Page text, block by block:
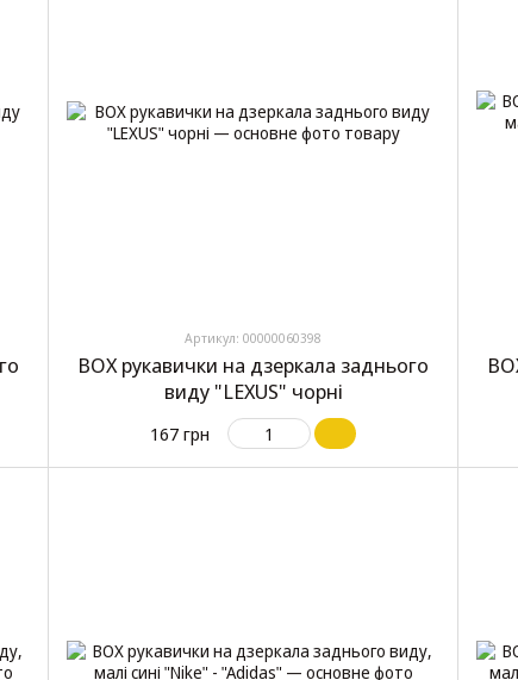
Артикул: 00000060398
BOX рукавички на дзеркала заднього
виду "LEXUS" чорні
167 грн